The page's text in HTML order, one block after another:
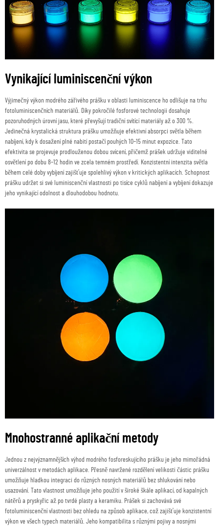
Vynikající luminiscenční výkon
Výjimečný výkon modrého zářivého prášku v oblasti luminiscence ho odlišuje na trhu
fotoluminiscenčních materiálů. Díky pokročilé fosforové technologii dosahuje
pozoruhodných úrovní jasu, které převyšují tradiční svítící materiály až o 300 %.
Jedinečná krystalická struktura prášku umožňuje efektivní absorpci světla během
nabíjení, kdy k dosažení plné nabití postačí pouhých 10–15 minut expozice. Tato
efektivita se projevuje prodlouženou dobou svícení, přičemž prášek udržuje viditelné
osvětlení po dobu 8–12 hodin ve zcela temném prostředí. Konzistentní intenzita světla
během celé doby vybíjení zajišťuje spolehlivý výkon v kritických aplikacích. Schopnost
prášku udržet si své luminiscenční vlastnosti po tisíce cyklů nabíjení a vybíjení dokazuje
jeho vynikající odolnost a dlouhodobou hodnotu.
Mnohostranné aplikační metody
Jednou z nejvýznamnějších výhod modrého fosforeskujícího prášku je jeho mimořádná
univerzálnost v metodách aplikace. Přesně navržené rozdělení velikosti částic prášku
umožňuje hladkou integraci do různých nosných materiálů bez shlukování nebo
usazování. Tato vlastnost umožňuje jeho použití v široké škále aplikací, od kapalných
nátěrů a pryskyřic až po tvrdé plasty a keramiku. Prášek si zachovává své
fotoluminiscenční vlastnosti bez ohledu na způsob aplikace, což zajišťuje konzistentní
výkon ve všech typech materiálů. Jeho kompatibilita s různými pojivy a nosnými